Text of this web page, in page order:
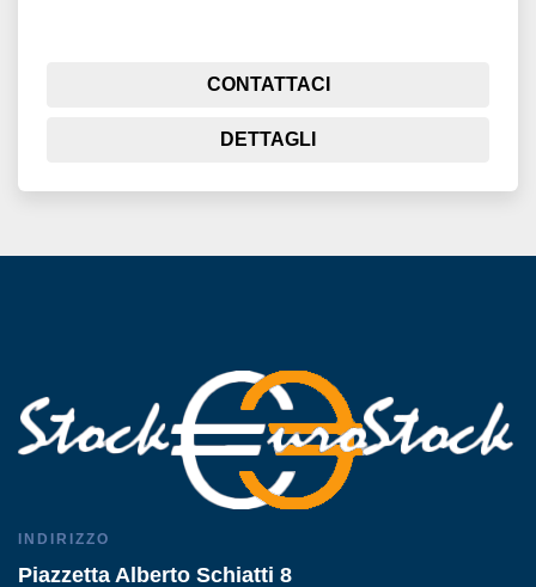
CONTATTACI
DETTAGLI
INDIRIZZO
Piazzetta Alberto Schiatti 8